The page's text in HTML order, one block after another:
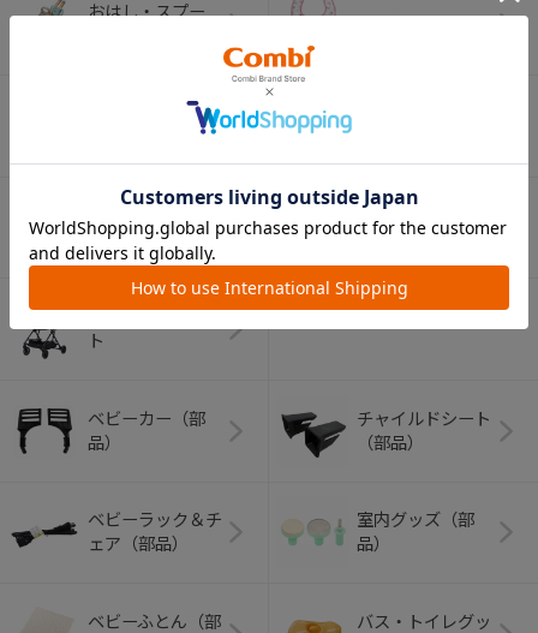
おはし・スプー
（お口のケア）
（ヘルメット）
ペット用品
ショッピングカー
ト
ベビーカー（部
品）
チャイルドシート
（部品）
ベビーラック＆チ
ェア（部品）
室内グッズ（部
品）
ベビーふとん（部
バス・トイレグッ